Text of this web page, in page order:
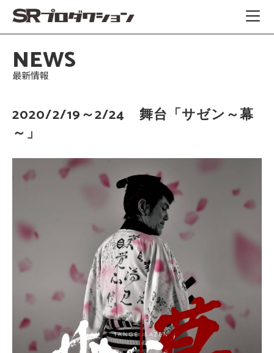
NEWS
最新情報
2020/2/19～2/24 舞台「サゼン～幕
～」